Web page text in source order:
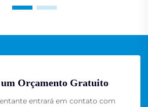
Orçamento Gratuito
entrará em contato com